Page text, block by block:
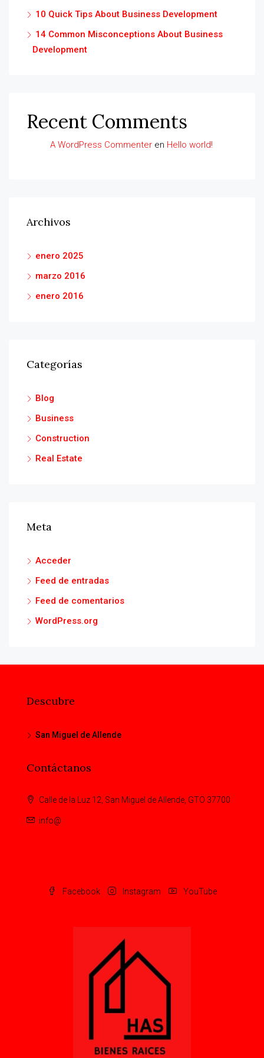
10 Quick Tips About Business Development
14 Common Misconceptions About Business
Development
Recent Comments
A WordPress Commenter en Hello world!
Archivos
enero 2025
marzo 2016
enero 2016
Categorías
Blog
Business
Construction
Real Estate
Meta
Acceder
Feed de entradas
Feed de comentarios
WordPress.org
Descubre
San Miguel de Allende
Contáctanos
Calle de la Luz 12, San Miguel de Allende, GTO 37700
info@
Facebook Instagram YouTube